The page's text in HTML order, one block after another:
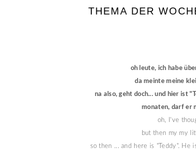
THEMA DER
oh leute, ich habe
da meinte meine
na also, geht doch... und hier ist
monaten, darf er
oh, I've
but then my my
so then ... and here is "Teddy". He